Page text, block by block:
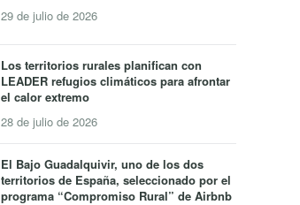
29 de julio de 2026
Los territorios rurales planifican con
LEADER refugios climáticos para afrontar
el calor extremo
28 de julio de 2026
El Bajo Guadalquivir, uno de los dos
territorios de España, seleccionado por el
programa “Compromiso Rural” de Airbnb